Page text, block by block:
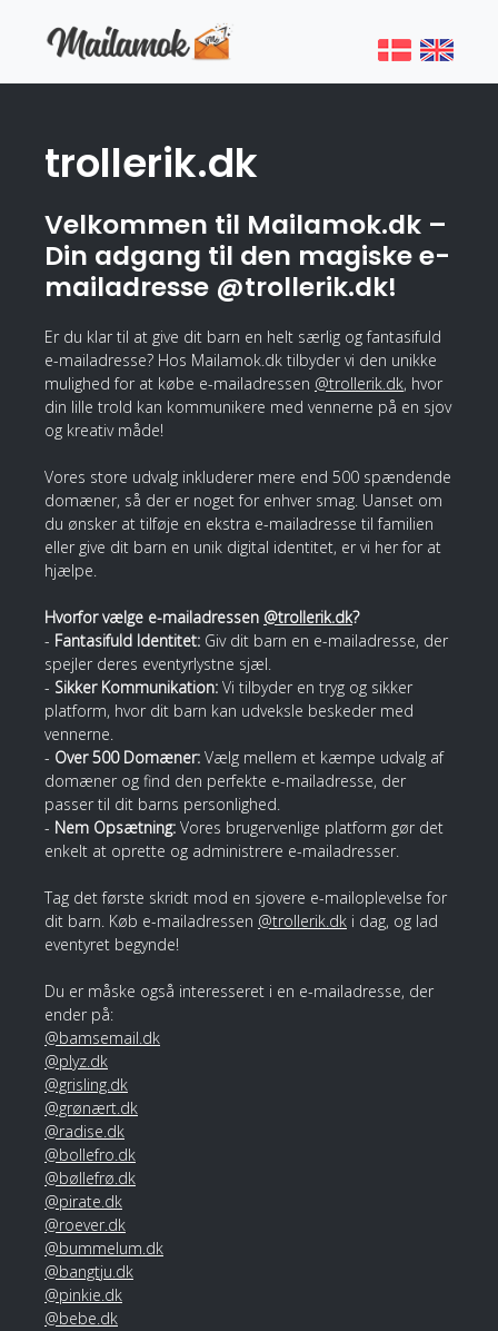
trollerik.dk
Velkommen til Mailamok.dk –
Din adgang til den magiske e-
mailadresse @trollerik.dk!
Er du klar til at give dit barn en helt særlig og fantasifuld
e-mailadresse? Hos Mailamok.dk tilbyder vi den unikke
mulighed for at købe e-mailadressen @trollerik.dk, hvor
din lille trold kan kommunikere med vennerne på en sjov
og kreativ måde!
Vores store udvalg inkluderer mere end 500 spændende
domæner, så der er noget for enhver smag. Uanset om
du ønsker at tilføje en ekstra e-mailadresse til familien
eller give dit barn en unik digital identitet, er vi her for at
hjælpe.
Hvorfor vælge e-mailadressen @trollerik.dk?
- Fantasifuld Identitet: Giv dit barn en e-mailadresse, der
spejler deres eventyrlystne sjæl.
- Sikker Kommunikation: Vi tilbyder en tryg og sikker
platform, hvor dit barn kan udveksle beskeder med
vennerne.
- Over 500 Domæner: Vælg mellem et kæmpe udvalg af
domæner og find den perfekte e-mailadresse, der
passer til dit barns personlighed.
- Nem Opsætning: Vores brugervenlige platform gør det
enkelt at oprette og administrere e-mailadresser.
Tag det første skridt mod en sjovere e-mailoplevelse for
dit barn. Køb e-mailadressen @trollerik.dk i dag, og lad
eventyret begynde!
Du er måske også interesseret i en e-mailadresse, der
ender på:
@bamsemail.dk
@plyz.dk
@grisling.dk
@grønært.dk
@radise.dk
@bollefro.dk
@bøllefrø.dk
@pirate.dk
@roever.dk
@bummelum.dk
@bangtju.dk
@pinkie.dk
@bebe.dk